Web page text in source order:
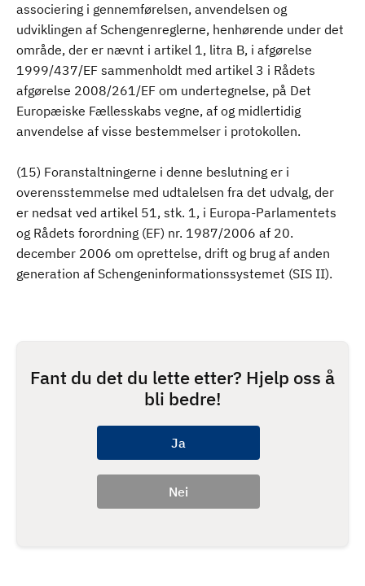
associering i gennemførelsen, anvendelsen og
udviklingen af Schengenreglerne, henhørende under det
område, der er nævnt i artikel 1, litra B, i afgørelse
1999/437/EF sammenholdt med artikel 3 i Rådets
afgørelse 2008/261/EF om undertegnelse, på Det
Europæiske Fællesskabs vegne, af og midlertidig
anvendelse af visse bestemmelser i protokollen.
(15) Foranstaltningerne i denne beslutning er i
overensstemmelse med udtalelsen fra det udvalg, der
er nedsat ved artikel 51, stk. 1, i Europa-Parlamentets
og Rådets forordning (EF) nr. 1987/2006 af 20.
december 2006 om oprettelse, drift og brug af anden
generation af Schengeninformationssystemet (SIS II).
Fant du det du lette etter? Hjelp oss å
bli bedre!